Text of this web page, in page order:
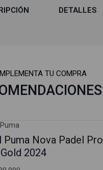
DETALLES
TU COMPRA
Puma
Puma Nova Padel Pro
2024